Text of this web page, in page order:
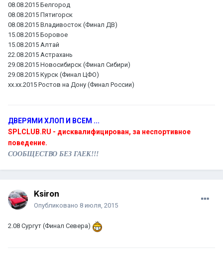
08.08.2015 Белгород
08.08.2015 Пятигорск
08.08.2015 Владивосток (Финал ДВ)
15.08.2015 Боровое
15.08.2015 Алтай
22.08.2015 Астрахань
29.08.2015 Новосибирск (Финал Сибири)
29.08.2015 Курск (Финал ЦФО)
xx.xx.2015 Ростов на Дону (Финал России)
ДВЕРЯМИ ХЛОП И ВСЕМ ...
SPLCLUB.RU - дисквалифицирован, за неспортивное
поведение.
СООБЩЕСТВО БЕЗ ГАЕК!!!
Ksiron
Опубликовано 8 июля, 2015
2.08 Сургут (Финал Севера)